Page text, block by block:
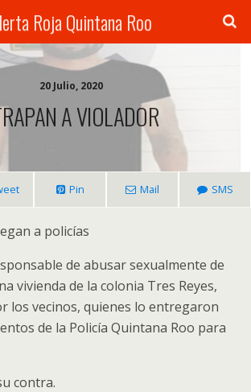
Roja Quintana Roo
20 Julio, 2020
A VIOLADOR
Pin Mail SMS
a policías
de abusar sexualmente de
vivienda de la colonia Tres Reyes,
los vecinos, quienes lo entregaron
de la Policía Quintana Roo para
contra.